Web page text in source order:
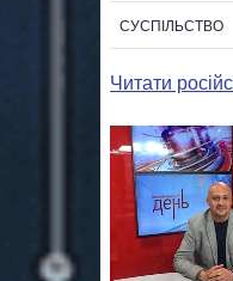
СУСПІЛЬСТВО
Читати